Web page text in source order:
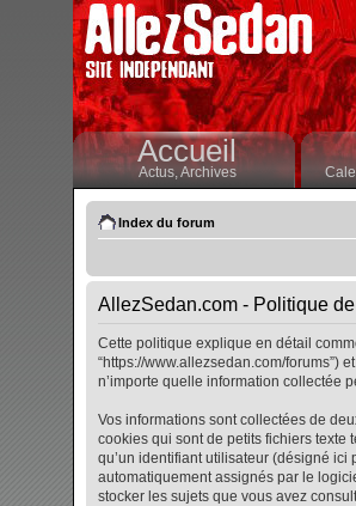
Accueil
Actus,Archives
Index du forum
AllezSedan.com - Politique
Cette politique explique en détail
“https://www.allezsedan.com/forums”)
n’importe quelle information collectée
Vos informations sont collectées de
cookies qui sont de petits fichiers texte
qu’un identifiant utilisateur (désigné ici
automatiquement assignés par le
stocker les sujets que vous avez